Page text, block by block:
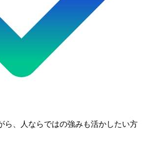
ら、人ならではの強みも活かしたい方